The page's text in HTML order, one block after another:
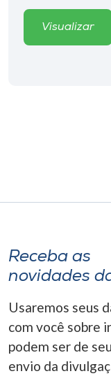
Editora
A-
Visualizar
Receba as
novidades
Usaremos seus
com você sobre
podem ser de
envio da